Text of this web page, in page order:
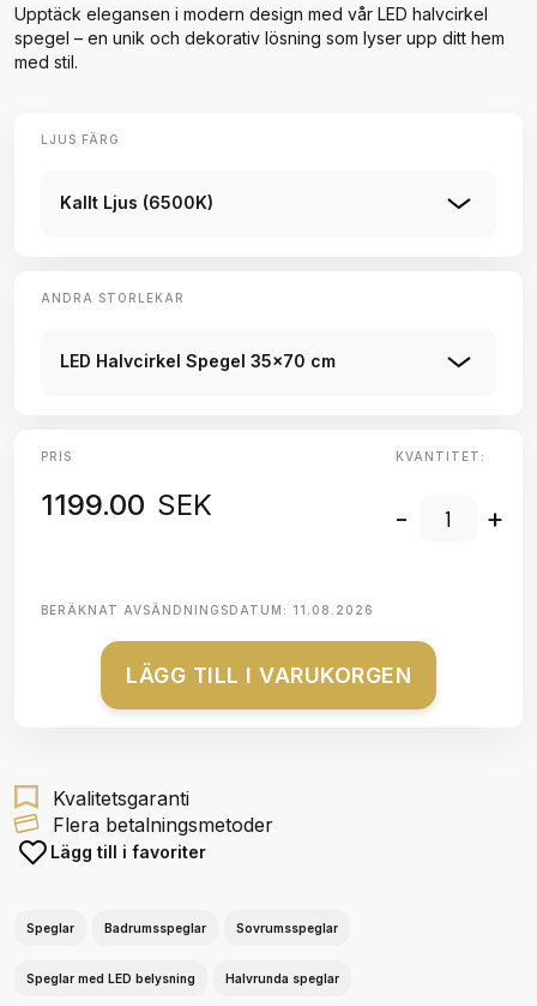
Upptäck elegansen i modern design med vår LED halvcirkel
spegel – en unik och dekorativ lösning som lyser upp ditt hem
med stil.
LJUS FÄRG
Kallt Ljus (6500K)
ANDRA STORLEKAR
LED Halvcirkel Spegel 35x70 cm
PRIS
1199.00 SEK
KVANTITET:
- +
BERÄKNAT AVSÄNDNINGSDATUM: 11.08.2026
LÄGG TILL I VARUKORGEN
Kvalitetsgaranti
Flera betalningsmetoder
Lägg till i favoriter
Speglar Badrumsspeglar Sovrumsspeglar
Speglar med LED belysning Halvrunda speglar